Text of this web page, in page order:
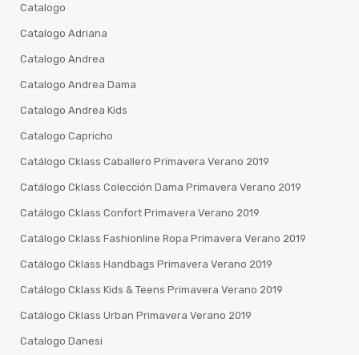
Catalogo
Catalogo Adriana
Catalogo Andrea
Catalogo Andrea Dama
Catalogo Andrea Kids
Catalogo Capricho
Catálogo Cklass Caballero Primavera Verano 2019
Catálogo Cklass Colección Dama Primavera Verano 2019
Catálogo Cklass Confort Primavera Verano 2019
Catálogo Cklass Fashionline Ropa Primavera Verano 2019
Catálogo Cklass Handbags Primavera Verano 2019
Catálogo Cklass Kids & Teens Primavera Verano 2019
Catálogo Cklass Urban Primavera Verano 2019
Catalogo Danesi